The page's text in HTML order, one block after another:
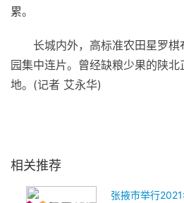
累。
长城内外，高标准农田星罗
园集中连片。曾经缺粮少果的陕
地。(记者 艾永华)
相关推荐
张掖市举行